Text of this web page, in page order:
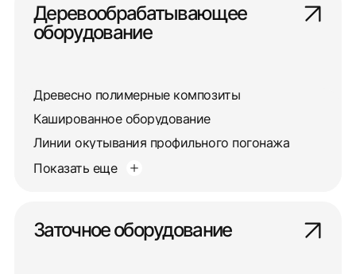
Деревообрабатывающее
оборудование
Древесно полимерные композиты
Кашированное оборудование
Линии окутывания профильного погонажа
Показать еще
Заточное оборудование